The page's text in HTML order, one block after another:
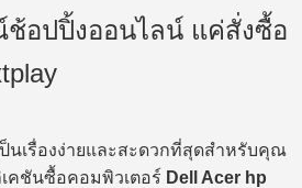
ช้อปปิ้งออนไลน์ แค่สั่งซื้อ
นเรื่องง่ายและสะดวกที่สุดสำหรับคุณ
คชันซื้อคอมพิวเตอร์ Dell Acer hp